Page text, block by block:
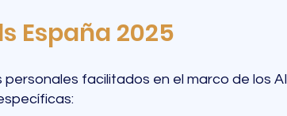
España 2025
facilitados en el marco de los AI